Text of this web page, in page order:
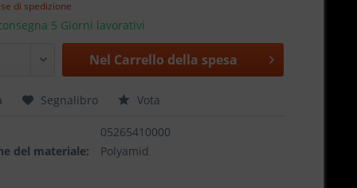
di spedizione
5 Giorni lavorativi
Nel Carrello della spesa
Segnalibro Vota
05265410000
del materiale:
Polyamid